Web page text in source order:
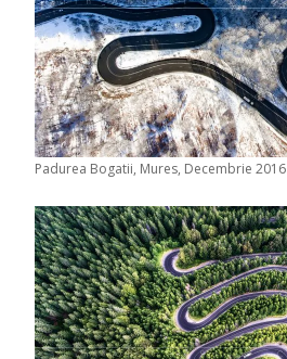
Padurea Bogatii, Mures, Decembrie 2016